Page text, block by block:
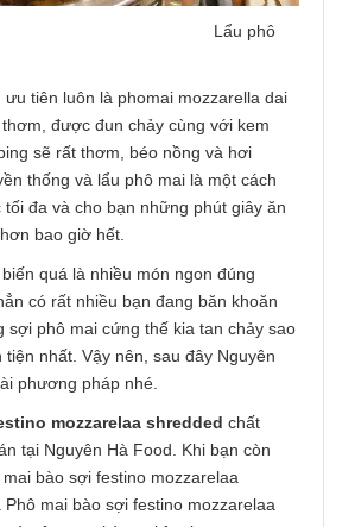
phô
tiên luôn là phomai mozzarella dai
được đun chảy cùng với kem
sẽ rất thơm, béo nồng và hơi
thống và lẩu phô mai là một cách
đa và cho bạn những phút giây ăn
bao giờ hết.
quá là nhiều món ngon đúng
có rất nhiều bạn đang băn khoăn
sợi phô mai cứng thế kia tan chảy sao
nhất. Vậy nên, sau đây Nguyên
phương pháp nhé.
mozzarelaa shredded chất
tại Nguyên Hà Food. Khi bạn còn
bào sợi festino mozzarelaa
mai bào sợi festino mozzarelaa